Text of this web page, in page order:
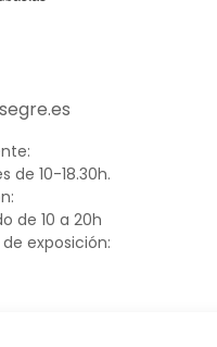
de 10-18.30h.
de 10 a 20h
exposición: